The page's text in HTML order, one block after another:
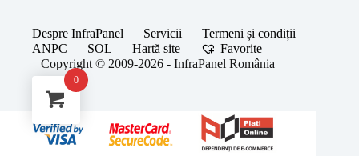
Despre InfraPanel Servicii
Termeni și condiții
ANPC
SOL Hartă site
Favorite –
Copyright © 2009-2026 - InfraPanel România
0